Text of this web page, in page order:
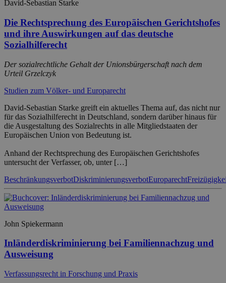
David-Sebastian Starke
Die Rechtsprechung des Europäischen Gerichtshofes
und ihre Auswirkungen auf das deutsche
Sozialhilferecht
Der sozialrechtliche Gehalt der Unionsbürgerschaft nach dem
Urteil Grzelczyk
Studien zum Völker- und Europarecht
David-Sebastian Starke greift ein aktuelles Thema auf, das nicht nur
für das Sozialhilferecht in Deutschland, sondern darüber hinaus für
die Ausgestaltung des Sozialrechts in alle Mitgliedstaaten der
Europäischen Union von Bedeutung ist.
Anhand der Rechtsprechung des Europäischen Gerichtshofes
untersucht der Verfasser, ob, unter […]
BeschränkungsverbotDiskriminierungsverbotEuroparecht
John Spiekermann
Inländerdiskriminierung bei Familiennachzug und
Ausweisung
Verfassungsrecht in Forschung und Praxis